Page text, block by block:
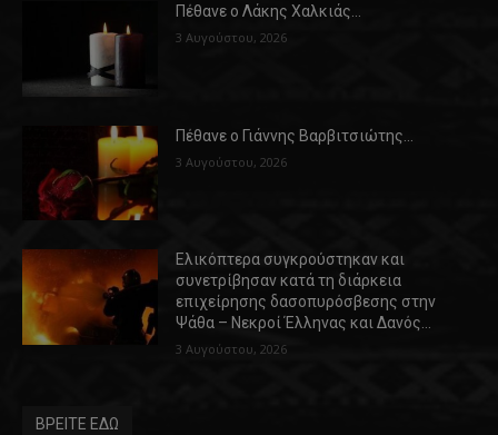
Πέθανε ο Λάκης Χαλκιάς…
3 Αυγούστου, 2026
Πέθανε ο Γιάννης Βαρβιτσιώτης…
3 Αυγούστου, 2026
Ελικόπτερα συγκρούστηκαν και
συνετρίβησαν κατά τη διάρκεια
επιχείρησης δασοπυρόσβεσης στην
Ψάθα – Νεκροί Έλληνας και Δανός…
3 Αυγούστου, 2026
ΒΡΕΙΤΕ ΕΔΩ